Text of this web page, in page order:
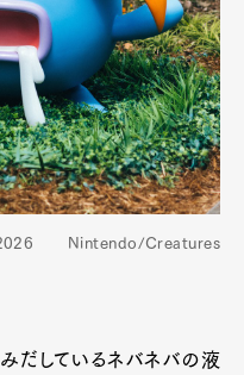
Nintendo/Creatures
だしているネバネバの液